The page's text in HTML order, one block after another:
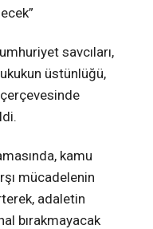
savcıları,
üstünlüğü,
çerçevesinde
kamu
mücadelenin
adaletin
bırakmayacak